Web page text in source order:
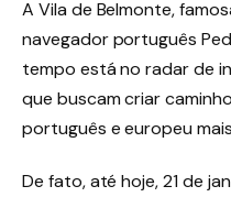
A Vila de Belmonte,
navegador português
tempo está no radar de
que buscam criar
português e europeu
De fato, até hoje, 21 de